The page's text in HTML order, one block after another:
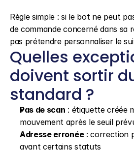
Règle simple : si le bot ne peut
de commande concerné dans sa
pas prétendre personnaliser le
Quelles
doivent sortir
standard ?
Pas de scan : étiquette créée
mouvement après le seuil
Adresse erronée : correction
avant certains statuts